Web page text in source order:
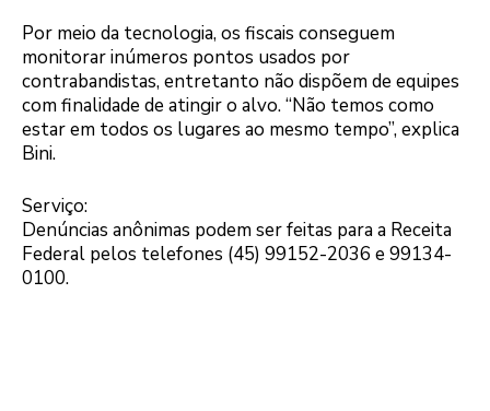
Por meio da tecnologia, os fiscais conseguem
monitorar inúmeros pontos usados por
contrabandistas, entretanto não dispõem de equipes
com finalidade de atingir o alvo. “Não temos como
estar em todos os lugares ao mesmo tempo”, explica
Bini.
Serviço:
Denúncias anônimas podem ser feitas para a Receita
Federal pelos telefones (45) 99152-2036 e 99134-
0100.